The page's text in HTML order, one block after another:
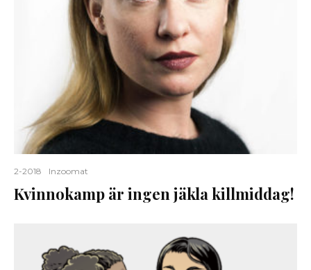
2-2018 Inzoomat
Kvinnokamp är ingen jäkla killmiddag!